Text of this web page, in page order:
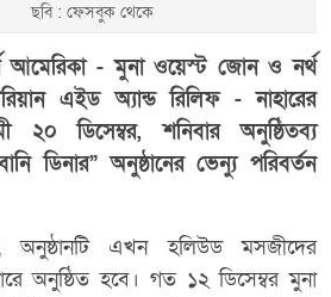
ছবি : ফেসবুক থেকে
আমেরিকা - মুনা ওয়েস্ট জোন ও নর্থ
এইড অ্যান্ড রিলিফ - নাহারের
ডিসেম্বর, শনিবার অনুষ্ঠিতব্য
ডিনার” অনুষ্ঠানের ভেন্যু পরিবর্তন
অনুষ্ঠানটি এখন হলিউড মসজীদের
অনুষ্ঠিত হবে। গত ১২ ডিসেম্বর মুনা